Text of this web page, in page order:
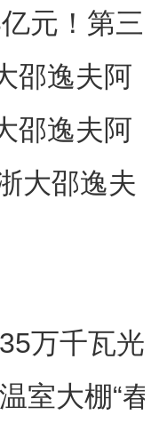
旗手（集
元！第三
个重大项
邵逸夫阿
年友善服
邵逸夫阿
户随访活
大邵逸夫
患者点赞
万千瓦光
推进
室大棚“春